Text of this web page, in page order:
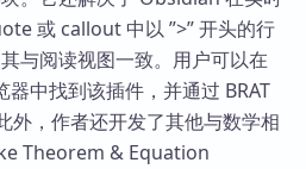
或 callout 中以 ”>” 开头的行
与阅读视图一致。用户可以在
中找到该插件，并通过 BRAT
外，作者还开发了其他与数学相
Theorem & Equation